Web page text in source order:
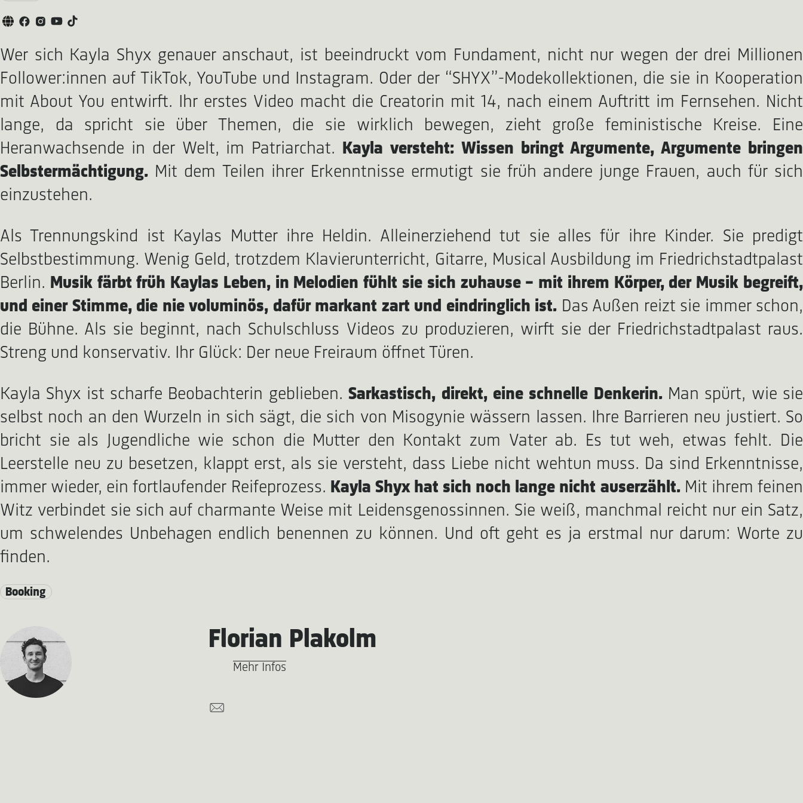
Wer sich Kayla Shyx genauer anschaut, ist beeindruckt vom Fundament, nicht nur wegen der drei Millionen
Follower:innen auf TikTok, YouTube und Instagram. Oder der “SHYX”-Modekollektionen, die sie in Kooperation
mit About You entwirft. Ihr erstes Video macht die Creatorin mit 14, nach einem Auftritt im Fernsehen. Nicht
lange, da spricht sie über Themen, die sie wirklich bewegen, zieht große feministische Kreise. Eine
Heranwachsende in der Welt, im Patriarchat. Kayla versteht: Wissen bringt Argumente, Argumente bringen
Selbstermächtigung. Mit dem Teilen ihrer Erkenntnisse ermutigt sie früh andere junge Frauen, auch für sich
einzustehen.
Als Trennungskind ist Kaylas Mutter ihre Heldin. Alleinerziehend tut sie alles für ihre Kinder. Sie predigt
Selbstbestimmung. Wenig Geld, trotzdem Klavierunterricht, Gitarre, Musical Ausbildung im Friedrichstadtpalast
Berlin. Musik färbt früh Kaylas Leben, in Melodien fühlt sie sich zuhause – mit ihrem Körper, der Musik begreift,
und einer Stimme, die nie voluminös, dafür markant zart und eindringlich ist. Das Außen reizt sie immer schon,
die Bühne. Als sie beginnt, nach Schulschluss Videos zu produzieren, wirft sie der Friedrichstadtpalast raus.
Streng und konservativ. Ihr Glück: Der neue Freiraum öffnet Türen.
Kayla Shyx ist scharfe Beobachterin geblieben.Sarkastisch, direkt, eine schnelle Denkerin. Man spürt, wie sie
selbst noch an den Wurzeln in sich sägt, die sich von Misogynie wässern lassen. Ihre Barrieren neu justiert. So
bricht sie als Jugendliche wie schon die Mutter den Kontakt zum Vater ab. Es tut weh, etwas fehlt. Die
Leerstelle neu zu besetzen, klappt erst, als sie versteht, dass Liebe nicht wehtun muss. Da sind Erkenntnisse,
immer wieder, ein fortlaufender Reifeprozess. Kayla Shyx hat sich noch lange nicht auserzählt. Mit ihrem feinen
Witz verbindet sie sich auf charmante Weise mit Leidensgenossinnen. Sie weiß, manchmal reicht nur ein Satz,
um schwelendes Unbehagen endlich benennen zu können. Und oft geht es ja erstmal nur darum: Worte zu
finden.
Booking
Florian Plakolm
Mehr Infos